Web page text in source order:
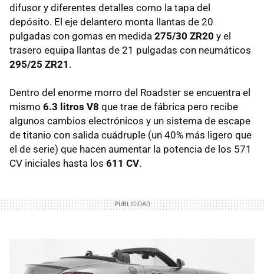
difusor y diferentes detalles como la tapa del
depósito. El eje delantero monta llantas de 20
pulgadas con gomas en medida 275/30 ZR20 y el
trasero equipa llantas de 21 pulgadas con neumáticos
295/25 ZR21 .
Dentro del enorme morro del Roadster se encuentra el
mismo 6.3 litros V8 que trae de fábrica pero recibe
algunos cambios electrónicos y un sistema de escape
de titanio con salida cuádruple (un 40% más ligero que
el de serie) que hacen aumentar la potencia de los 571
CV iniciales hasta los 611 CV.